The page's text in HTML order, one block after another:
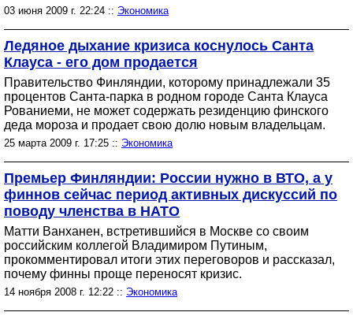
03 июня 2009 г. 22:24 :: Экономика
Ледяное дыхание кризиса коснулось Санта
Клауса - его дом продается
Правительство Финляндии, которому принадлежали 35
процентов Санта-парка в родном городе Санта Клауса
Рованиеми, не может содержать резиденцию финского
деда мороза и продает свою долю новым владельцам.
25 марта 2009 г. 17:25 :: Экономика
Премьер Финляндии: России нужно в ВТО, а у
финнов сейчас период активных дискуссий по
поводу членства в НАТО
Матти Ванханен, встретившийся в Москве со своим
российским коллегой Владимиром Путиным,
прокомментировал итоги этих переговоров и рассказал,
почему финны проще переносят кризис.
14 ноября 2008 г. 12:22 :: Экономика